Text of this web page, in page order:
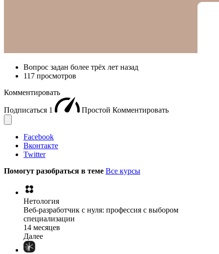
Вопрос задан более трёх лет назад
117 просмотров
Комментировать
Подписаться 1 Простой Комментировать
Facebook
Вконтакте
Twitter
Помогут разобраться в теме Все курсы
Нетология
Веб-разработчик с нуля: профессия с выбором
специализации
14 месяцев
Далее